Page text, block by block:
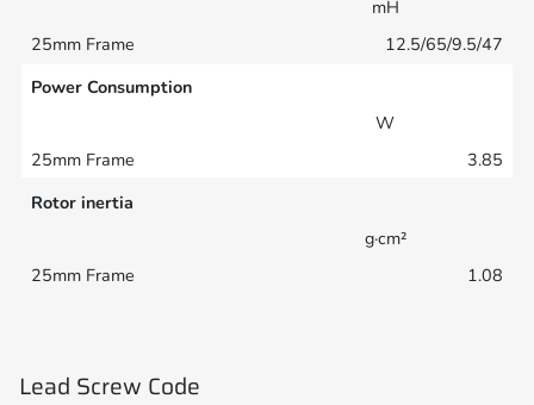
mH
12.5/65/9.5/47
Power Consumption
W
3.85
Rotor inertia
g·cm²
1.08
Lead Screw Code